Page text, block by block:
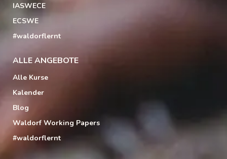
IASWECE
ECSWE
#waldorflernt
ALLE ANGEBOTE
Alle Kurse
Kalender
Blog
Waldorf Working Papers
#waldorflernt